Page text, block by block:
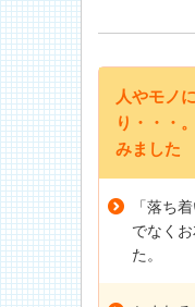
人やモノ
り・・・
みました
「落ち
でなく
た。